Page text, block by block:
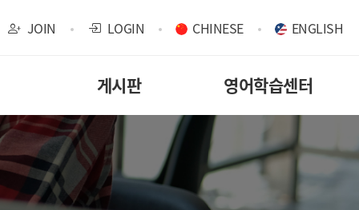
JOIN LOGIN CHINESE ENGLISH
게시판 영어학습센터